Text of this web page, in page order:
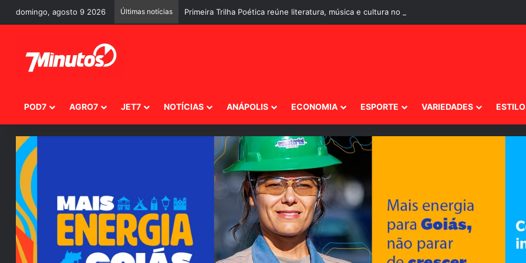
domingo, agosto 9 2026 Últimas notícias Primeira Trilha Poética reúne literatura, música e cultura no Centro Histórico de Corumbá de
POD7 AGRO7 JET7 NOTÍCIAS ANÁPOLIS ECONOMIA ESPORTE VARIEDADES ESTILO